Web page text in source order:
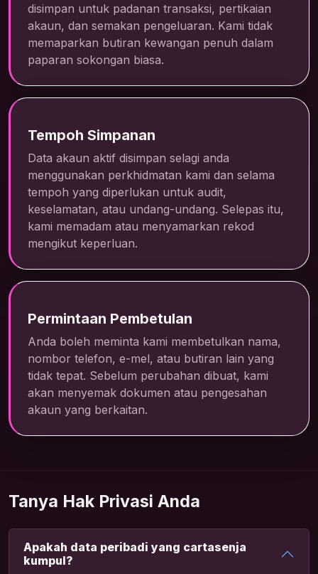
disimpan untuk padanan transaksi, pertikaian
akaun, dan semakan pengeluaran. Kami tidak
memaparkan butiran kewangan penuh dalam
paparan sokongan biasa.
Tempoh Simpanan
Data akaun aktif disimpan selagi anda
menggunakan perkhidmatan kami dan selama
tempoh yang diperlukan untuk audit,
keselamatan, atau undang-undang. Selepas itu,
kami memadam atau menyamarkan rekod
mengikut keperluan.
Permintaan Pembetulan
Anda boleh meminta kami membetulkan nama,
nombor telefon, e-mel, atau butiran lain yang
tidak tepat. Sebelum perubahan dibuat, kami
akan menyemak dokumen atau pengesahan
akaun yang berkaitan.
Tanya Hak Privasi Anda
Apakah data peribadi yang cartasenja
kumpul?